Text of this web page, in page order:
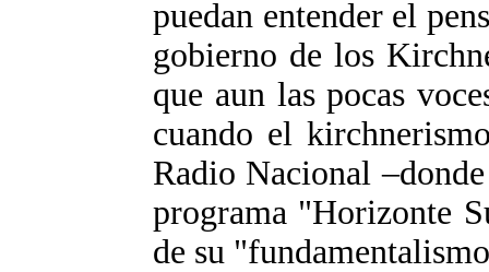
puedan entender el
gobierno de los
que aun las pocas
cuando el
Radio Nacional
programa "Horizonte
de su